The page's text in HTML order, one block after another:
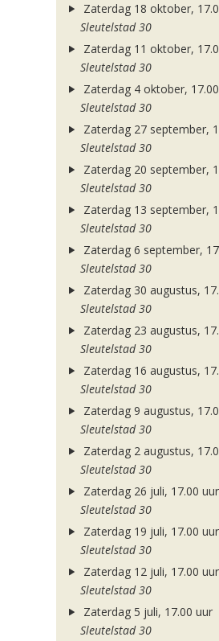
Zaterdag 18 oktober,
Sleutelstad 30
Zaterdag 11 oktober,
Sleutelstad 30
Zaterdag 4 oktober,
Sleutelstad 30
Zaterdag 27 september,
Sleutelstad 30
Zaterdag 20 september,
Sleutelstad 30
Zaterdag 13 september,
Sleutelstad 30
Zaterdag 6 september,
Sleutelstad 30
Zaterdag 30 augustus,
Sleutelstad 30
Zaterdag 23 augustus,
Sleutelstad 30
Zaterdag 16 augustus,
Sleutelstad 30
Zaterdag 9 augustus,
Sleutelstad 30
Zaterdag 2 augustus,
Sleutelstad 30
Zaterdag 26 juli, 17.00 uur
Sleutelstad 30
Zaterdag 19 juli, 17.00 uur
Sleutelstad 30
Zaterdag 12 juli, 17.00 uur
Sleutelstad 30
Zaterdag 5 juli, 17.00 uur
Sleutelstad 30